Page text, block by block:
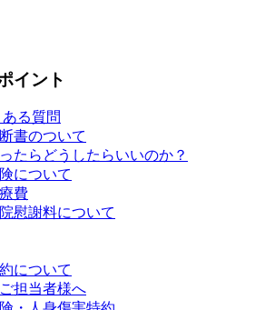
イント
る質問
書のついて
たらどうしたらいいのか？
について
費
慰謝料について
について
担当者様へ